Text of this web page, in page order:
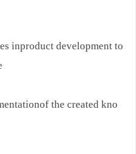
inproduct development to
the created kno